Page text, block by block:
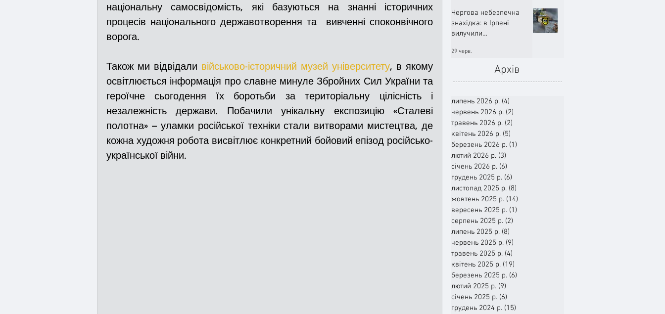
національну самосвідомість, які базуються на знанні історичних
процесів національного державотворення та  вивченні споконвічного
ворога.
Також ми відвідали військово-історичний музей університету, в якому
освітлюється інформація про славне минуле Збройних Сил України та
героїчне сьогодення їх боротьби за територіальну цілісність і
незалежність держави. Побачили унікальну експозицію «Сталеві
полотна» – уламки російської техніки стали витворами мистецтва, де
кожна художня робота висвітлює конкретний бойовий епізод російсько-
української війни.
Чергова небезпечна
знахідка: в Ірпені
вилучили
29 черв.
Архів
липень 2026 р. (4)
червень 2026 р. (2)
травень 2026 р. (2)
квітень 2026 р. (5)
березень 2026 р. (1)
лютий 2026 р. (3)
січень 2026 р. (6)
грудень 2025 р. (6)
листопад 2025 р. (8)
жовтень 2025 р. (14)
вересень 2025 р. (1)
серпень 2025 р. (2)
липень 2025 р. (8)
червень 2025 р. (9)
травень 2025 р. (4)
квітень 2025 р. (19)
березень 2025 р. (6)
лютий 2025 р. (9)
січень 2025 р. (6)
грудень 2024 р. (15)